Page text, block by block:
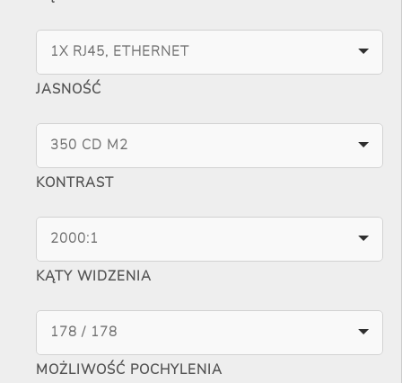
1X RJ45, ETHERNET
JASNOŚĆ
350 CD M2
KONTRAST
2000:1
KĄTY WIDZENIA
178 / 178
MOŻLIWOŚĆ POCHYLENIA